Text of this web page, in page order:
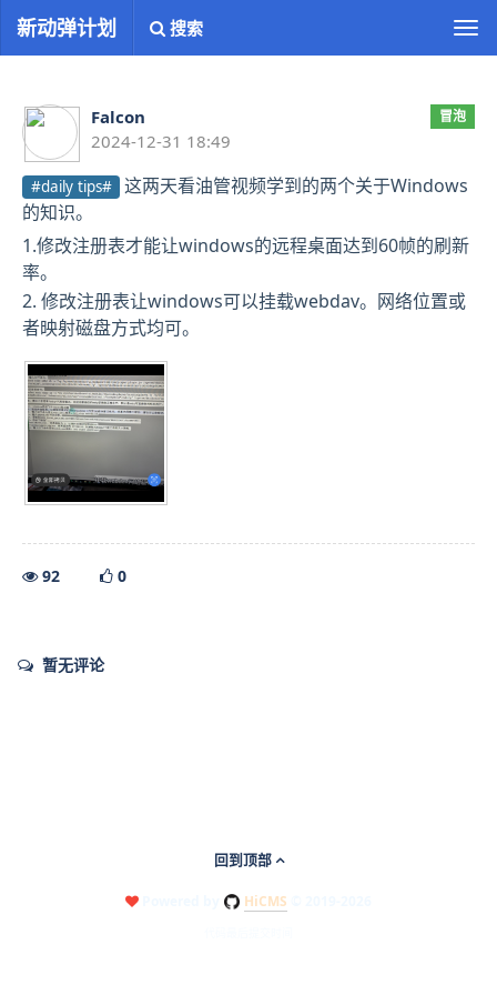
切
换
航
新动弹计划 搜索
Falcon
2024-12-31 18:49
冒泡
#daily tips#
这两天看油管视频学到的两个关于Windows
的知识。
1.修改注册表才能让windows的远程桌面达到60帧的刷新
率。
2. 修改注册表让windows可以挂载webdav。网络位置或
者映射磁盘方式均可。
92 0
暂无评论
回到顶部
HiCMS